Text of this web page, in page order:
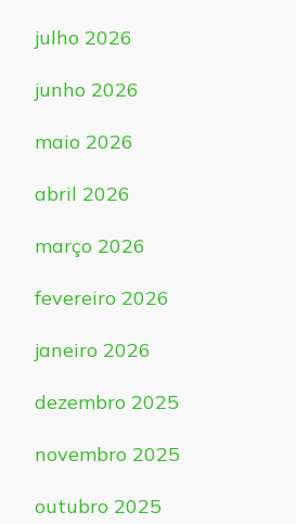
julho 2026
junho 2026
maio 2026
abril 2026
março 2026
fevereiro 2026
janeiro 2026
dezembro 2025
novembro 2025
outubro 2025